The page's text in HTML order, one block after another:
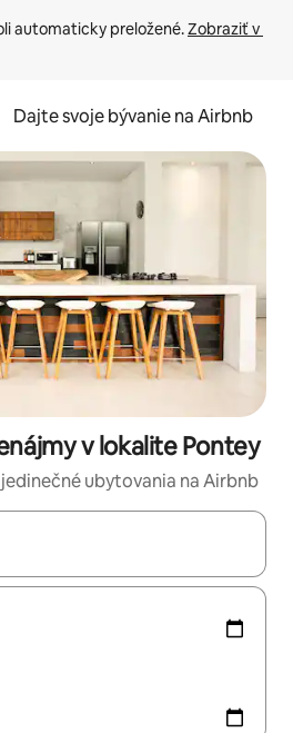
automaticky preložené. Zobraziť v
Dajte svoje bývanie na Airbnb
v lokalite Pontey
ubytovania na Airbnb
môžete si ich prechádzať